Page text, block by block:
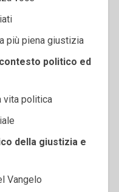
più piena giustizia
politico ed
vita politica
della giustizia e
Vangelo